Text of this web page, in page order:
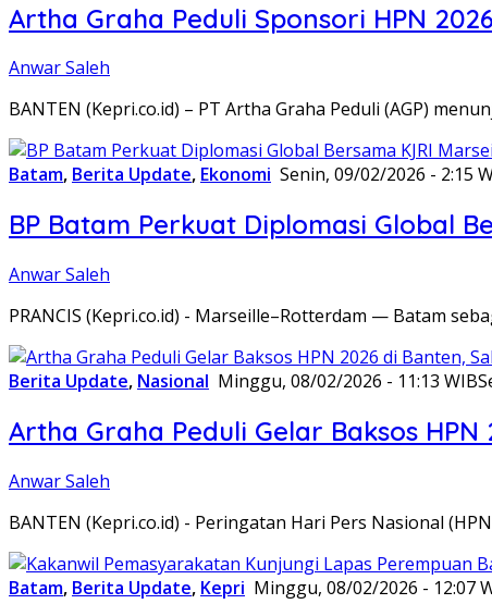
Artha Graha Peduli Sponsori HPN
Anwar Saleh
BANTEN (Kepri.co.id) – PT Artha Graha Peduli (AGP)
Batam, Berita Update, Ekonomi Senin, 09/02/2026 - 2:15
BP Batam Perkuat Diplomasi Global
Anwar Saleh
PRANCIS (Kepri.co.id) - Marseille–Rotterdam — Batam
Berita Update, Nasional Minggu, 08/02/2026 - 11:13 WIB
Artha Graha Peduli Gelar Baksos
Anwar Saleh
BANTEN (Kepri.co.id) - Peringatan Hari Pers Nasional
Batam, Berita Update, Kepri Minggu, 08/02/2026 - 12:07